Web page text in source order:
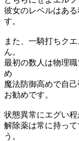
彼女のレベルはあ
す。
また、一騎打ちク
ん。
最初の数人は物理
め
魔法防御高めで自
お勧めです。
状態異常にエグい
解除薬は常に持っ
う。